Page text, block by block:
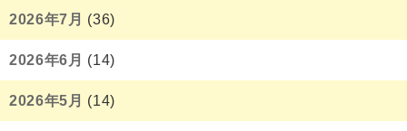
2026年7月 (36)
2026年6月 (14)
2026年5月 (14)